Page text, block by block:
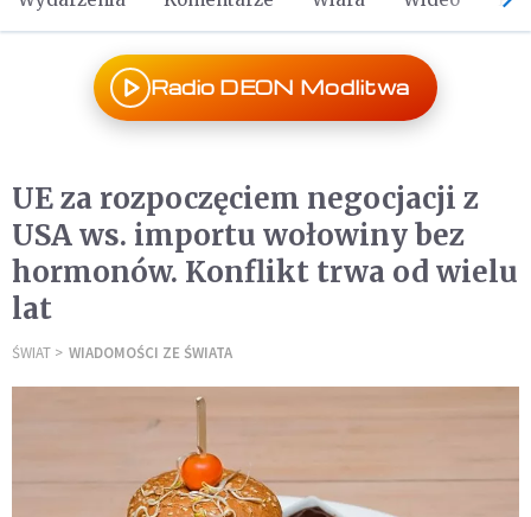
Radio DEON Modlitwa
UE za rozpoczęciem negocjacji z
USA ws. importu wołowiny bez
hormonów. Konflikt trwa od wielu
lat
ŚWIAT WIADOMOŚCI ZE ŚWIATA